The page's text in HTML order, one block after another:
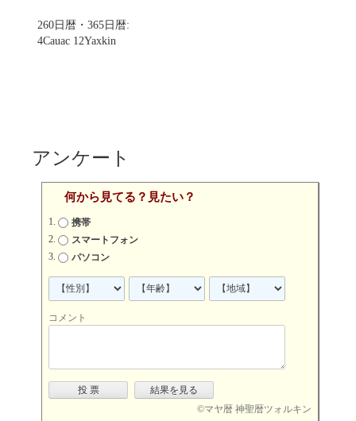
260日暦・365日暦:
4Cauac 12Yaxkin
アンケート
何から見てる？見たい？
携帯
スマートフォン
パソコン
コメント
©マヤ暦 神聖暦ツォルキン